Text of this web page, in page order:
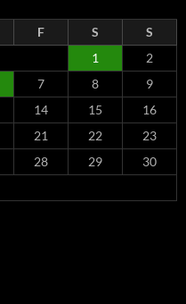
F S
S
1
2
7 8
9
14 15
16
21 22
23
28 29
30